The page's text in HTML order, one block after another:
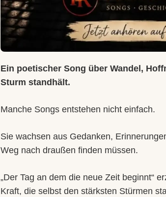
Ein poetischer Song über Wandel,
Sturm standhält.
Manche Songs entstehen nicht einfach.
Sie wachsen aus Gedanken,
Weg nach draußen finden müssen.
„Der Tag an dem die neue Zeit beginnt“
Kraft, die selbst den stärksten Stürmen